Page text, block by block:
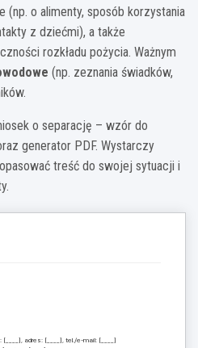
(np. o alimenty, sposób korzystania
z dziećmi), a także
rozkładu pożycia. Ważnym
(np. zeznania świadków,
o separację – wzór do
generator PDF. Wystarczy
treść do swojej sytuacji i
[____], adres: [____], tel./e-mail: [____]